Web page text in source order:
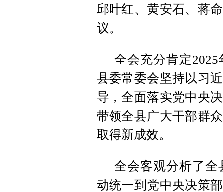
邱叶红、黄安石、蒋
议。
全会充分肯定
县委常委会坚持以习
导，全面落实党中央
带领全县广大干部群
取得新成效。
全会客观分析了全
动统一到党中央决策